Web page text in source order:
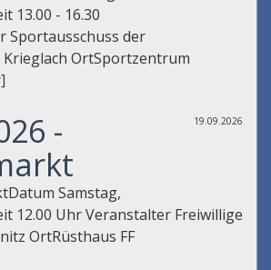
13.00 - 16.30
Sportausschuss der
OrtSportzentrum
19.09.2026
-
Samstag,
12.00 Uhr Veranstalter Freiwillige
OrtRüsthaus FF